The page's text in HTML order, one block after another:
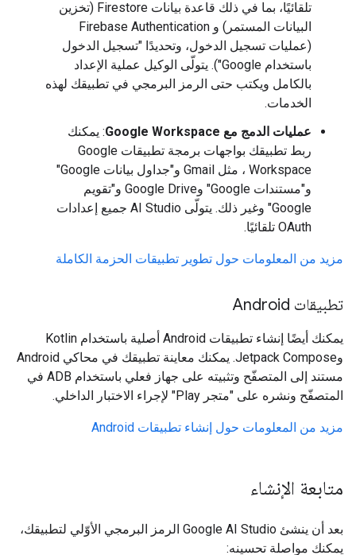
تلقائيًا، بما في ذلك قاعدة بيانات Firestore (تخزين
البيانات المستمر) و Firebase Authentication
(عمليات تسجيل الدخول، وتحديدًا "تسجيل الدخول
باستخدام Google"). يتولّى الوكيل عملية الإعداد
بالكامل ويكتب حتى الرمز البرمجي في تطبيقك لهذه
الخدمات.
عمليات الدمج مع Google Workspace
: يمكنك
ربط تطبيقك بواجهات برمجة تطبيقات Google
Workspace ، مثل Gmail و"جداول بيانات Google"
و"مستندات Google" وGoogle Drive و"تقويم
Google" وغير ذلك. يتولّى AI Studio جميع إعدادات
OAuth تلقائيًا.
مزيد من المعلومات حول تطوير تطبيقات الحزمة الكاملة
تطبيقات Android
يمكنك أيضًا إنشاء تطبيقات Android أصلية باستخدام Kotlin
وJetpack Compose. يمكنك معاينة تطبيقك في محاكي Android
مستند إلى المتصفّح وتثبيته على جهاز فعلي باستخدام ADB في
المتصفّح ونشره على "متجر Play" لإجراء الاختبار الداخلي.
مزيد من المعلومات حول إنشاء تطبيقات Android
متابعة الإنشاء
بعد أن ينشئ Google AI Studio الرمز البرمجي الأوّلي لتطبيقك،
يمكنك مواصلة تحسينه: